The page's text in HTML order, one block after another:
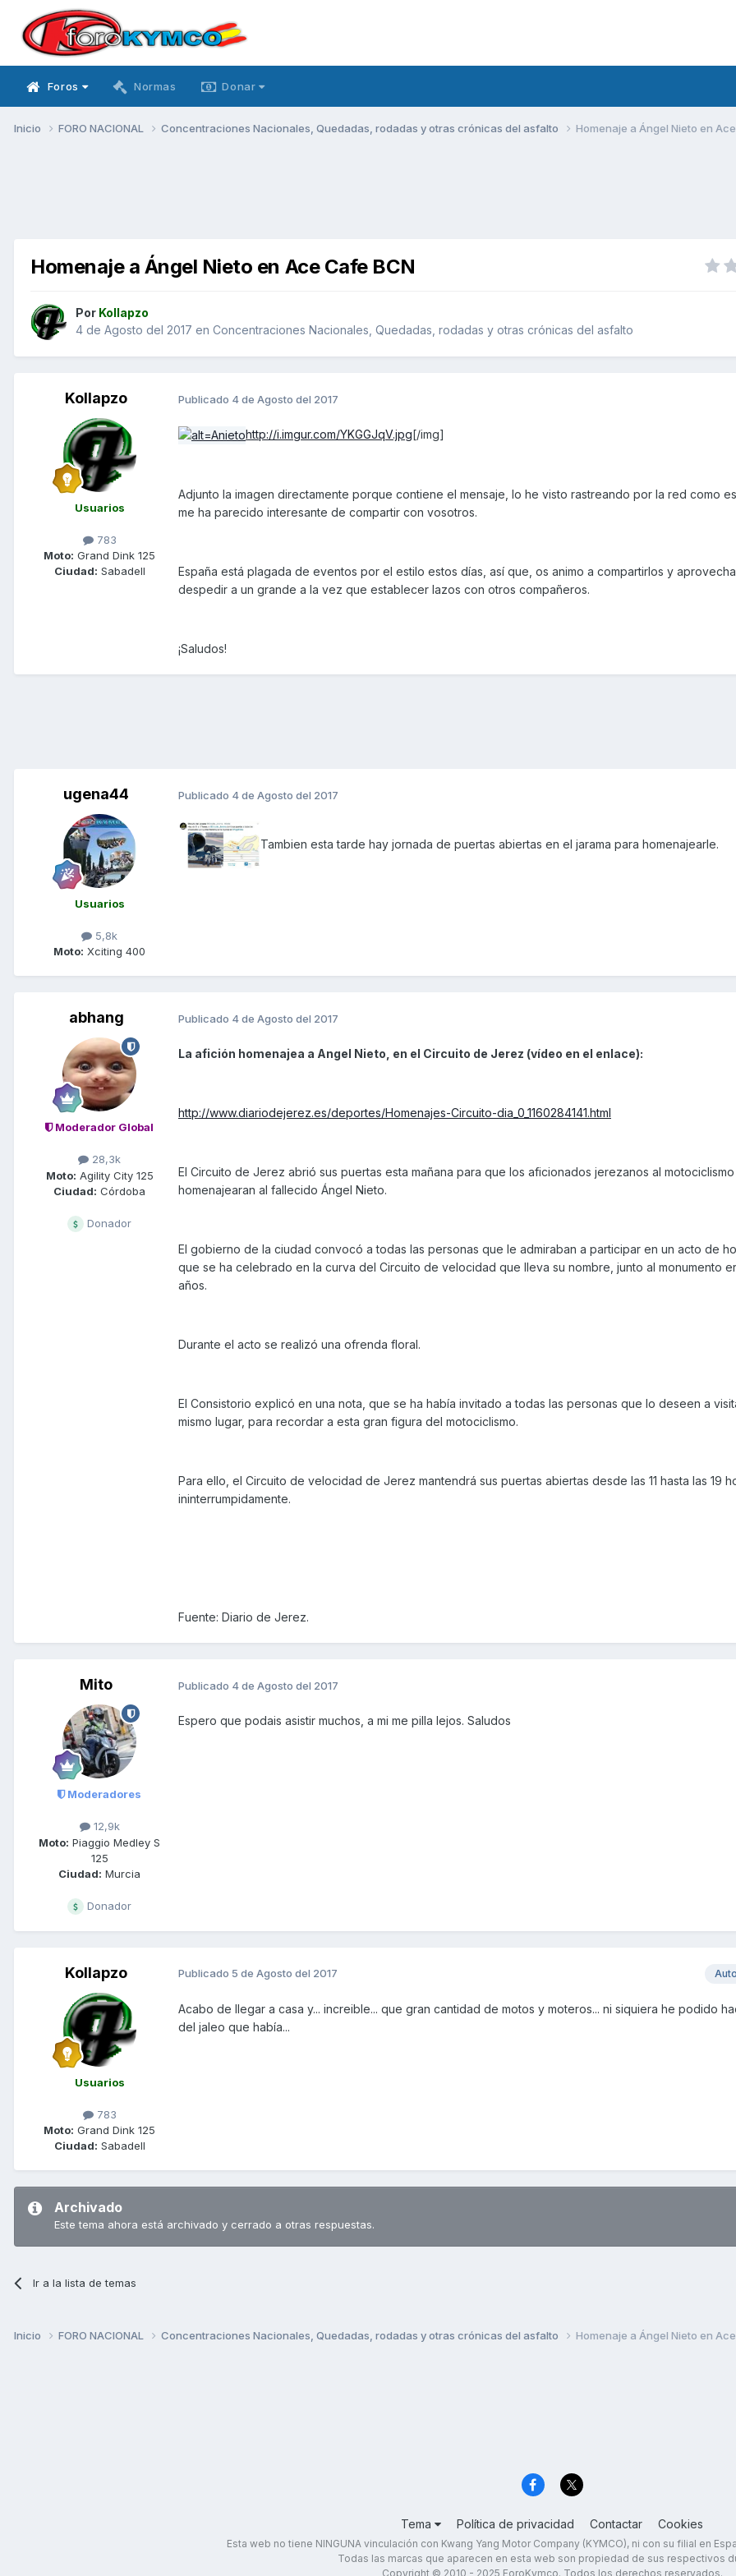
Foros Normas Donar
Inicio FORO NACIONAL Concentraciones Nacionales, Quedadas, rodadas y otras crónicas del asfalto Homenaje a Ángel Nieto en
Homenaje a Ángel Nieto en Ace Cafe BCN
Por Kollapzo
4 de Agosto del 2017 en Concentraciones Nacionales, Quedadas, rodadas y otras crónicas del asfalto
Kollapzo
Usuarios
783
Moto: Grand Dink 125
Ciudad: Sabadell
Publicado 4 de Agosto del 2017
http://i.imgur.com/YKGGJqV.jpg[/img]
Adjunto la imagen directamente porque contiene el mensaje, lo he visto rastreando por la red como
me ha parecido interesante de compartir con vosotros.
España está plagada de eventos por el estilo estos días, así que, os animo a compartirlos y
despedir a un grande a la vez que establecer lazos con otros compañeros.
¡Saludos!
ugena44
Usuarios
5,8k
Moto: Xciting 400
Publicado 4 de Agosto del 2017
Tambien esta tarde hay jornada de puertas abiertas en el jarama para homenajearle.
abhang
Moderador Global
28,3k
Moto: Agility City 125
Ciudad: Córdoba
Donador
Publicado 4 de Agosto del 2017
La afición homenajea a Angel Nieto, en el Circuito de Jerez (vídeo en el enlace):
http://www.diariodejerez.es/deportes/Homenajes-Circuito-dia_0_1160284141.html
El Circuito de Jerez abrió sus puertas esta mañana para que los aficionados jerezanos al motociclismo
homenajearan al fallecido Ángel Nieto.
El gobierno de la ciudad convocó a todas las personas que le admiraban a participar en un acto de
que se ha celebrado en la curva del Circuito de velocidad que lleva su nombre, junto al monumento
años.
Durante el acto se realizó una ofrenda floral.
El Consistorio explicó en una nota, que se ha había invitado a todas las personas que lo deseen a
mismo lugar, para recordar a esta gran figura del motociclismo.
Para ello, el Circuito de velocidad de Jerez mantendrá sus puertas abiertas desde las 11 hasta las 19
ininterrumpidamente.
Fuente: Diario de Jerez.
Mito
Moderadores
12,9k
Moto: Piaggio Medley S
125
Ciudad: Murcia
Donador
Publicado 4 de Agosto del 2017
Espero que podais asistir muchos, a mi me pilla lejos. Saludos
Kollapzo
Usuarios
783
Moto: Grand Dink 125
Ciudad: Sabadell
Publicado 5 de Agosto del 2017
Acabo de llegar a casa y... increible... que gran cantidad de motos y moteros... ni siquiera he podido
del jaleo que había...
Archivado
Este tema ahora está archivado y cerrado a otras respuestas.
Ir a la lista de temas
Inicio FORO NACIONAL Concentraciones Nacionales, Quedadas, rodadas y otras crónicas del asfalto Homenaje a Ángel Nieto en
Tema Política de privacidad Contactar Cookies
Esta web no tiene NINGUNA vinculación con Kwang Yang Motor Company (KYMCO), ni con su filial en
Todas las marcas que aparecen en esta web son propiedad de sus respectivos
Copyright © 2010 - 2025 ForoKymco. Todos los derechos reservados.